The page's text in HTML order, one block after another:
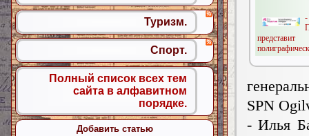
SPN
- Илья
Туризм.
Спорт.
Полный список всех тем
сайта в алфавитном
порядке.
Добавить статью